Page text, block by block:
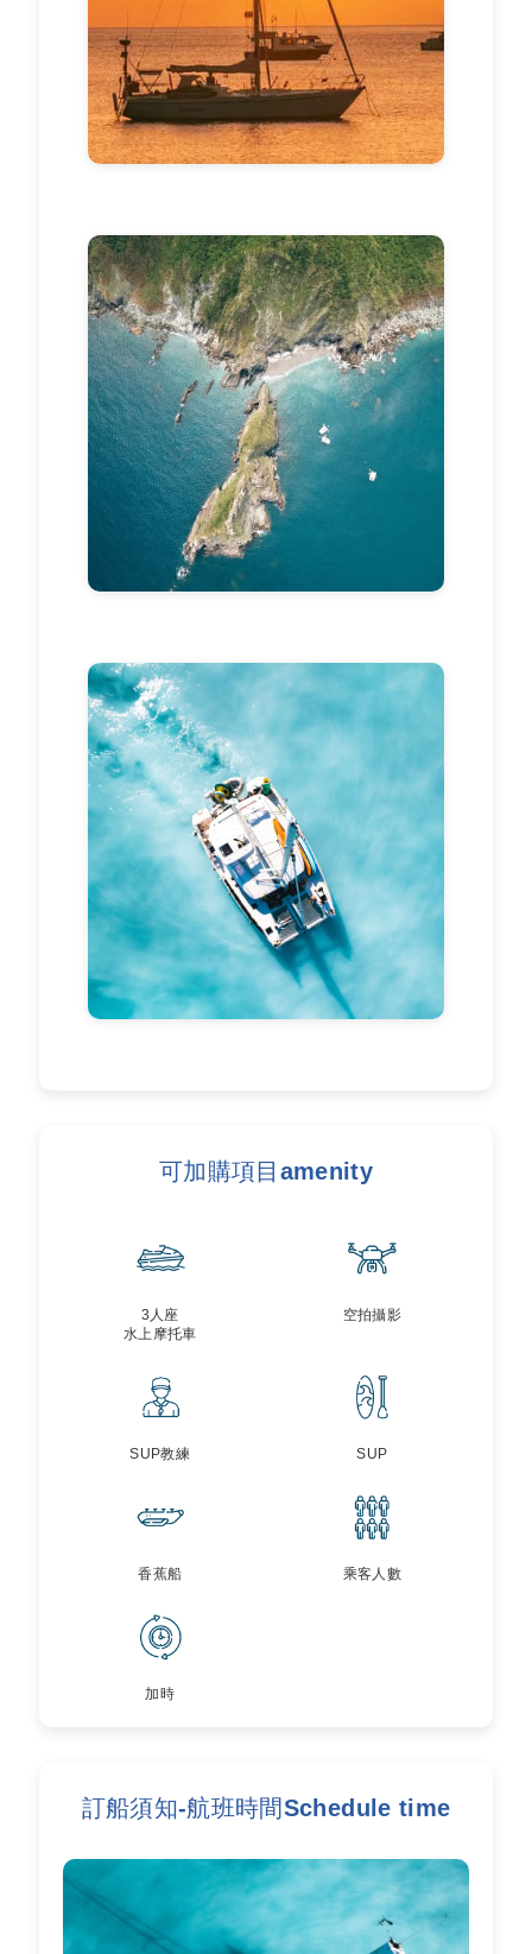
可加購項目amenity
3人座
水上摩托車
空拍攝影
SUP教練 SUP
香蕉船 乘客人數
加時
訂船須知-航班時間Schedule time